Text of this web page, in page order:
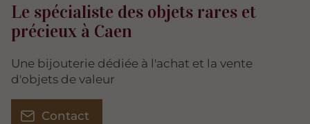
Le spécialiste des objets rares et
précieux à Caen
Une bijouterie dédiée à l'achat et la vente
d'objets de valeur
Contact